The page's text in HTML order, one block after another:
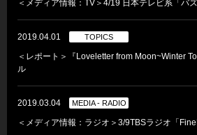
＜メディア情報：TV＞4/19 日本テレビ系「バズ
2019.04.01 TOPICS
＜レポート＞『Loveletter from Moon~Winter
ル
2019.03.04 MEDIA - RADIO
＜メディア情報：ラジオ＞3/9TBSラジオ「